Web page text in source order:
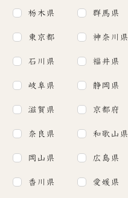
栃木県 群馬県
東京都 神奈川県
石川県 福井県
岐阜県 静岡県
滋賀県 京都府
奈良県 和歌山県
岡山県 広島県
香川県 愛媛県